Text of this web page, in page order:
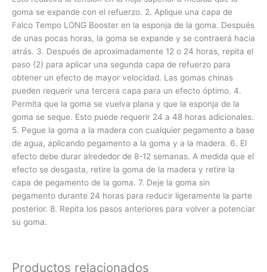
goma se expande con el refuerzo. 2. Aplique una capa de
Falco Tempo LONG Booster en la esponja de la goma. Después
de unas pocas horas, la goma se expande y se contraerá hacia
atrás. 3. Después de aproximadamente 12 o 24 horas, repita el
paso (2) para aplicar una segunda capa de refuerzo para
obtener un efecto de mayor velocidad. Las gomas chinas
pueden requerir una tercera capa para un efecto óptimo. 4.
Permita que la goma se vuelva plana y que la esponja de la
goma se seque. Esto puede requerir 24 a 48 horas adicionales.
5. Pegue la goma a la madera con cualquier pegamento a base
de agua, aplicando pegamento a la goma y a la madera. 6. El
efecto debe durar alrededor de 8-12 semanas. A medida que el
efecto se desgasta, retire la goma de la madera y retire la
capa de pegamento de la goma. 7. Deje la goma sin
pegamento durante 24 horas para reducir ligeramente la parte
posterior. 8. Repita los pasos anteriores para volver a potenciar
su goma.
Productos relacionados